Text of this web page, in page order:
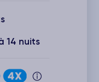
14 nuits